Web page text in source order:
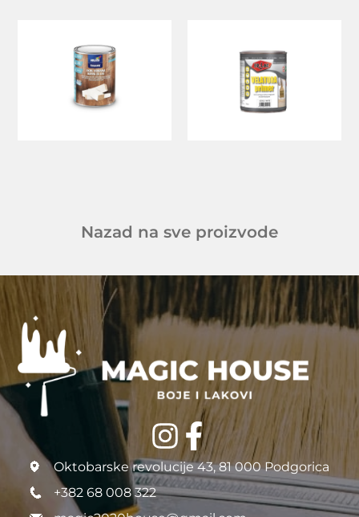
Nazad na sve proizvode
Oktobarske revolucije 43, 81 000 Podgorica
+382 68 008 322